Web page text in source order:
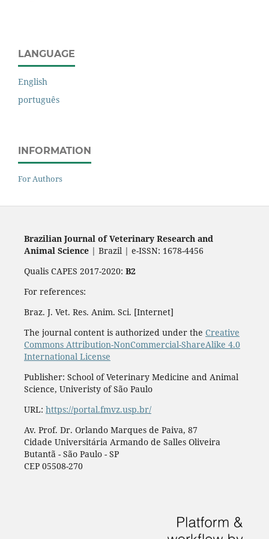
LANGUAGE
English
português
INFORMATION
For Authors
Brazilian Journal of Veterinary Research and
Animal Science| Brazil | e-ISSN: 1678-4456
Qualis CAPES 2017-2020: B2
For references:
Braz. J. Vet. Res. Anim. Sci. [Internet]
The journal content is authorized under the Creative
Commons Attribution-NonCommercial-ShareAlike 4.0
International License
Publisher: School of Veterinary Medicine and Animal
Science, Univeristy of São Paulo
URL: https://portal.fmvz.usp.br/
Av. Prof. Dr. Orlando Marques de Paiva, 87
Cidade Universitária Armando de Salles Oliveira
Butantã - São Paulo - SP
CEP 05508-270